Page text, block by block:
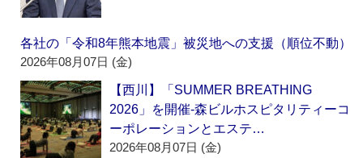
各社の「令和8年熊本地震」被災地への支援（順位不動）
2026年08月07日 (金)
【西川】「SUMMER BREATHING
2026」を開催‐森ビルホスピタリティーコ
ーポレーションとエステ…
2026年08月07日 (金)